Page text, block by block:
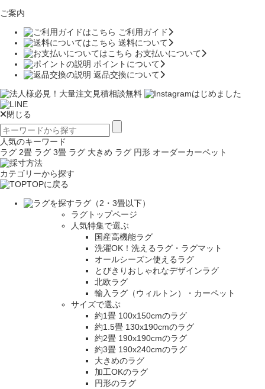
ご案内
ご利用ガイド
送料について
お支払いについて
ポイントについて
返品交換について
閉じる
人気のキーワード
ラグ 2畳 ラグ 3畳 ラグ 大きめ ラグ 円形 オーダーカーペット
カテゴリーから探す
TOPに戻る
ラグ（2・3畳以下）
ラグトップページ
人気特集で選ぶ
国産高機能ラグ
洗濯OK！洗えるラグ・ラグマット
オールシーズン使えるラグ
とびきりおしゃれなデザインラグ
北欧ラグ
輸入ラグ（ウィルトン）・カーペット
サイズで選ぶ
約1畳 100x150cmのラグ
約1.5畳 130x190cmのラグ
約2畳 190x190cmのラグ
約3畳 190x240cmのラグ
大きめのラグ
加工OKのラグ
円形のラグ